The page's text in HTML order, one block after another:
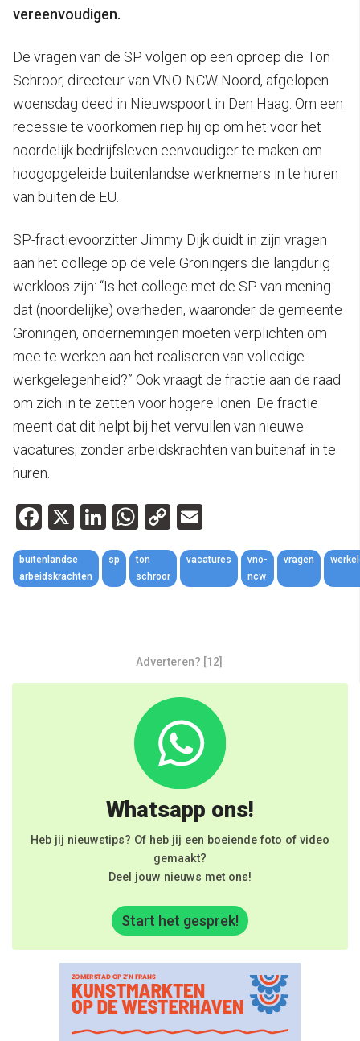
vereenvoudigen.
De vragen van de SP volgen op een oproep die Ton
Schroor, directeur van VNO-NCW Noord, afgelopen
woensdag deed in Nieuwspoort in Den Haag. Om een
recessie te voorkomen riep hij op om het voor het
noordelijk bedrijfsleven eenvoudiger te maken om
hoogopgeleide buitenlandse werknemers in te huren
van buiten de EU.
SP-fractievoorzitter Jimmy Dijk duidt in zijn vragen
aan het college op de vele Groningers die langdurig
werkloos zijn: “Is het college met de SP van mening
dat (noordelijke) overheden, waaronder de gemeente
Groningen, ondernemingen moeten verplichten om
mee te werken aan het realiseren van volledige
werkgelegenheid?” Ook vraagt de fractie aan de raad
om zich in te zetten voor hogere lonen. De fractie
meent dat dit helpt bij het vervullen van nieuwe
vacatures, zonder arbeidskrachten van buitenaf in te
huren.
Facebook
X LinkedIn
WhatsApp
Copy
Link
buitenlandse
arbeidskrachten
sp
ton
schroor
vacatures
vno-
ncw
vragen
Adverteren? [12]
Whatsapp ons!
Heb jij nieuwstips? Of heb jij een boeiende foto of video
gemaakt?
Deel jouw nieuws met ons!
Start het gesprek!